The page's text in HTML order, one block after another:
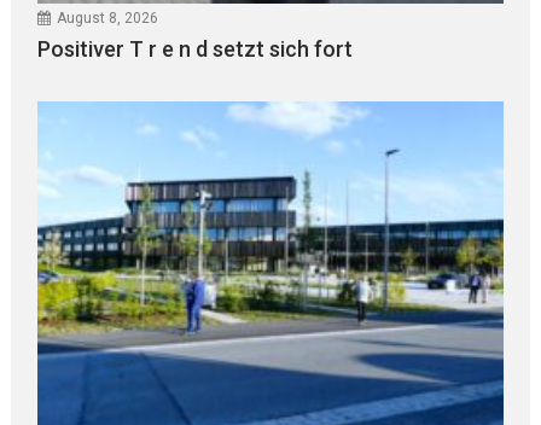
August 8, 2026
Positiver T r e n d setzt sich fort